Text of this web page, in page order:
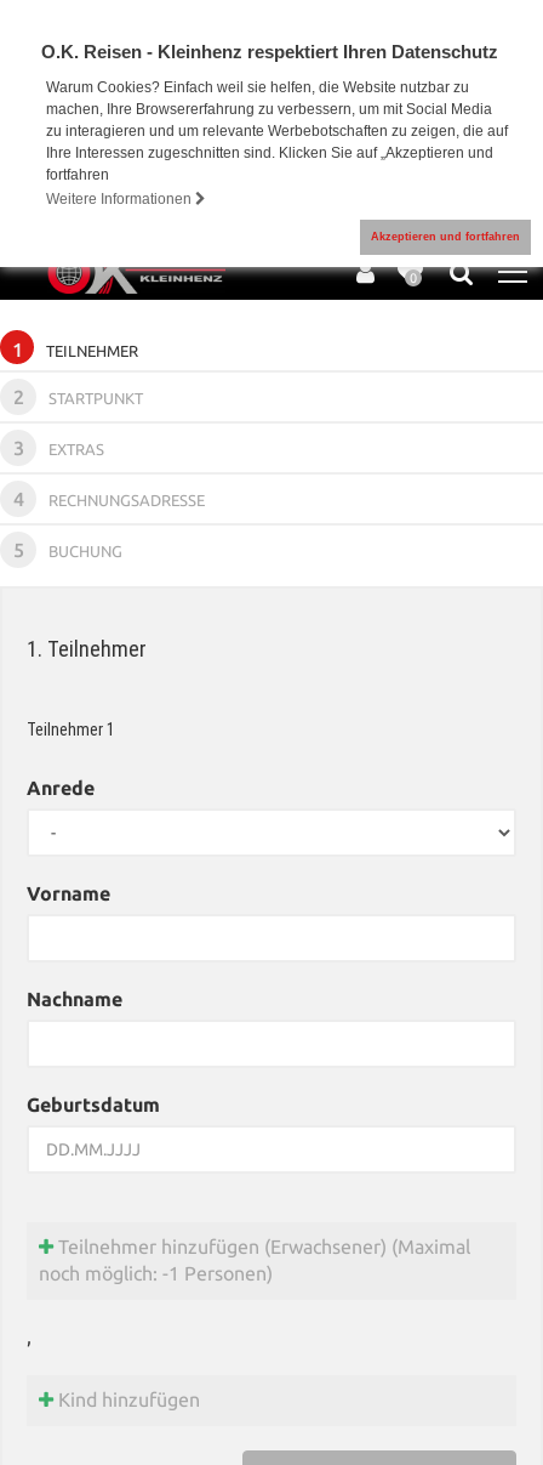
O.K. Reisen - Kleinhenz respektiert Ihren Datenschutz
Warum Cookies? Einfach weil sie helfen, die Website nutzbar zu
machen, Ihre Browsererfahrung zu verbessern, um mit Social Media
zu interagieren und um relevante Werbebotschaften zu zeigen, die auf
Ihre Interessen zugeschnitten sind. Klicken Sie auf „Akzeptieren und
fortfahren
Weitere Informationen
Akzeptieren und fortfahren
0
1 TEILNEHMER
2 STARTPUNKT
3 EXTRAS
4 RECHNUNGSADRESSE
5 BUCHUNG
1. Teilnehmer
Teilnehmer1
Anrede
Vorname
Nachname
Geburtsdatum
Teilnehmer hinzufügen (Erwachsener) (Maximal
noch möglich: -1 Personen)
,
Kind hinzufügen